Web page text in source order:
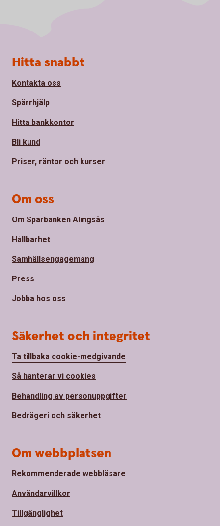
Sidfot
Hitta snabbt
Kontakta oss
Spärrhjälp
Hitta bankkontor
Bli kund
Priser, räntor och kurser
Om oss
Om Sparbanken Alingsås
Hållbarhet
Samhällsengagemang
Press
Jobba hos oss
Säkerhet och integritet
Ta tillbaka cookie-medgivande
Så hanterar vi cookies
Behandling av personuppgifter
Bedrägeri och säkerhet
Om webbplatsen
Rekommenderade webbläsare
Användarvillkor
Tillgänglighet